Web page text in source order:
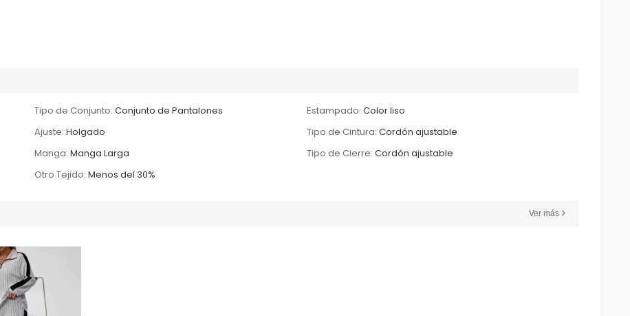
Tipo de Conjunto: Conjunto de Pantalones Estampado: Color liso
Ajuste: Holgado Tipo de Cintura: Cordón ajustable
Manga: Manga Larga Tipo de Cierre: Cordón ajustable
Otro Tejido: Menos del 30%
Ver más